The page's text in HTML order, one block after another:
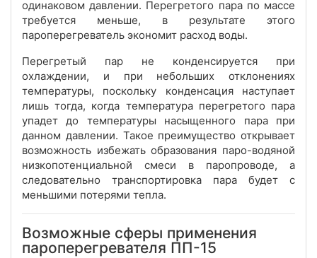
одинаковом давлении. Перегретого пара по массе
требуется меньше, в результате этого
пароперегреватель экономит расход воды.
Перегретый пар не конденсируется при
охлаждении, и при небольших отклонениях
температуры, поскольку конденсация наступает
лишь тогда, когда температура перегретого пара
упадет до температуры насыщенного пара при
данном давлении. Такое преимущество открывает
возможность избежать образования паро-водяной
низкопотенциальной смеси в паропроводе, а
следовательно транспортировка пара будет с
меньшими потерями тепла.
Возможные сферы применения
пароперегревателя ПП-15